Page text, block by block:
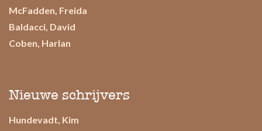
McFadden, Freida
Baldacci, David
Coben, Harlan
Nieuwe schrijvers
Hundevadt, Kim